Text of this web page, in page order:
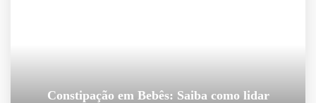
Constipação em Bebês: Saiba como lidar